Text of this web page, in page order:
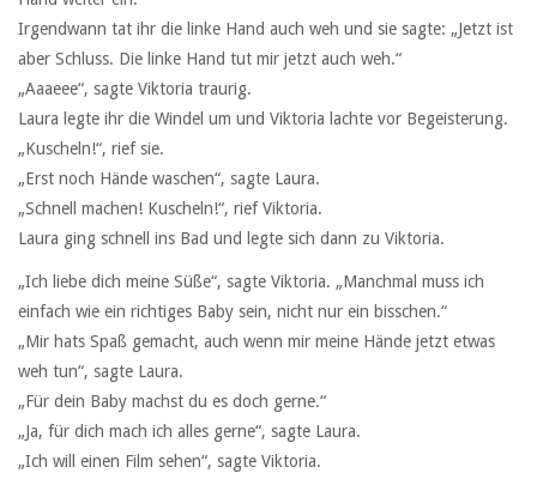
Irgendwann tat ihr die linke Hand auch weh und sie sagte: „Jetzt ist
aber Schluss. Die linke Hand tut mir jetzt auch weh.“
„Aaaeee“, sagte Viktoria traurig.
Laura legte ihr die Windel um und Viktoria lachte vor Begeisterung.
„Kuscheln!“, rief sie.
„Erst noch Hände waschen“, sagte Laura.
„Schnell machen! Kuscheln!“, rief Viktoria.
Laura ging schnell ins Bad und legte sich dann zu Viktoria.
„Ich liebe dich meine Süße“, sagte Viktoria. „Manchmal muss ich
einfach wie ein richtiges Baby sein, nicht nur ein bisschen.“
„Mir hats Spaß gemacht, auch wenn mir meine Hände jetzt etwas
weh tun“, sagte Laura.
„Für dein Baby machst du es doch gerne.“
„Ja, für dich mach ich alles gerne“, sagte Laura.
„Ich will einen Film sehen“, sagte Viktoria.